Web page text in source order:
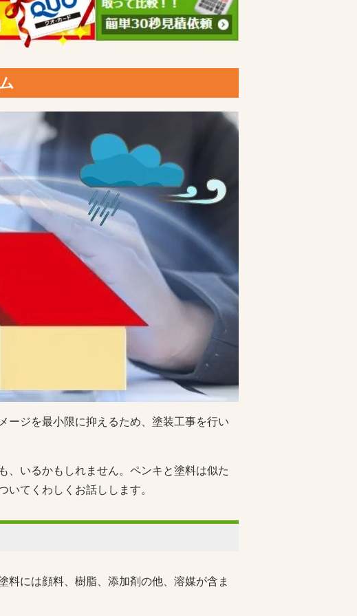
ージを最小限に抑えるため、塗装工事を行い
、いるかもしれません。ペンキと塗料は似た
いてくわしくお話しします。
料には顔料、樹脂、添加剤の他、溶媒が含ま